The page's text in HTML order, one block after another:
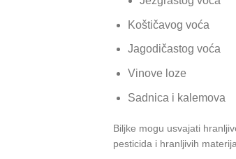
Koštičavog voća
Jagodičastog voća
Vinove loze
Sadnica i kalemova
Biljke mogu usvajati
pesticida i hranljivih